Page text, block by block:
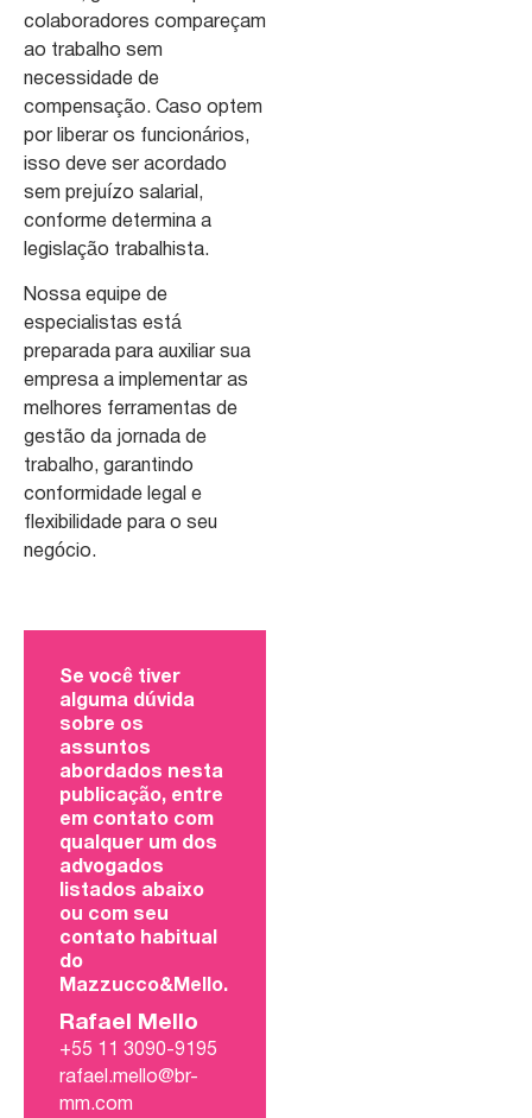
colaboradores compareçam
ao trabalho sem
necessidade de
compensação. Caso optem
por liberar os funcionários,
isso deve ser acordado
sem prejuízo salarial,
conforme determina a
legislação trabalhista.
Nossa equipe de
especialistas está
preparada para auxiliar sua
empresa a implementar as
melhores ferramentas de
gestão da jornada de
trabalho, garantindo
conformidade legal e
flexibilidade para o seu
negócio.
Se você tiver
alguma dúvida
sobre os
assuntos
abordados nesta
publicação, entre
em contato com
qualquer um dos
advogados
listados abaixo
ou com seu
contato habitual
do
Mazzucco&Mello.
Rafael Mello
+55 11 3090-9195
rafael.mello@br-
mm.com